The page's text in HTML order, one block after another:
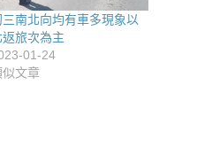
三南北向均有車多現象以
返旅次為主
01-24
似文章